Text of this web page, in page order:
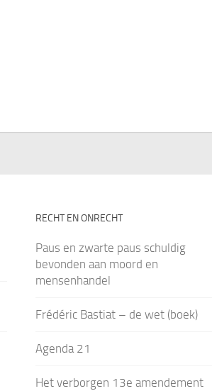
RECHT EN ONRECHT
Paus en zwarte paus schuldig
bevonden aan moord en
mensenhandel
Frédéric Bastiat – de wet (boek)
Agenda 21
Het verborgen 13e amendement